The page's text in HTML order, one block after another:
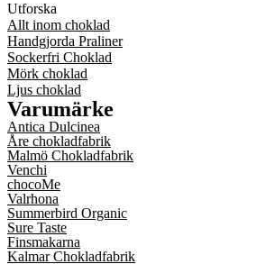
Utforska
Allt inom choklad
Handgjorda Praliner
Sockerfri Choklad
Mörk choklad
Ljus choklad
Varumärke
Antica Dulcinea
Åre chokladfabrik
Malmö Chokladfabrik
Venchi
chocoMe
Valrhona
Summerbird Organic
Sure Taste
Finsmakarna
Kalmar Chokladfabrik